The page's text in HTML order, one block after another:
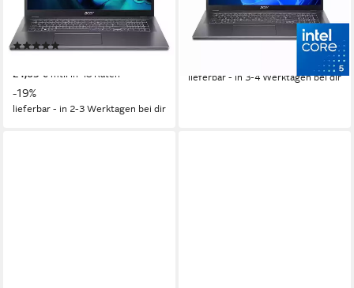
Intel Core i5
Prozessor
16 GB Arbeitsspeicher
(1)
24,65 € mtl. in 48 Raten
-19%
lieferbar - in 2-3 Werktagen bei dir
16 GB Arbeitsspeicher
ab 699,00 € 749,00 €
20,29 €mtl. in 48 Raten
lieferbar - in 3-4 Werktagen bei dir